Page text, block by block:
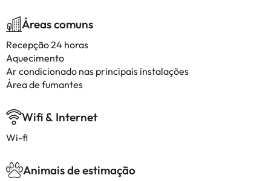
Áreas comuns
Recepção 24 horas
Aquecimento
Ar condicionado nas principais instalações
Área de fumantes
Wifi & Internet
Wi-fi
Animais de estimação